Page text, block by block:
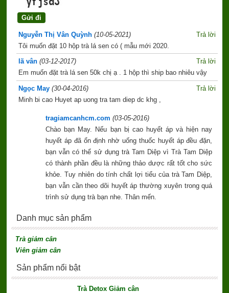
Nguyễn Thị Vân Quỳnh (10-05-2021)
Trả lời
Tôi muốn đặt 10 hộp trà lá sen có ( mẫu mới 2020.
lã vân (03-12-2017)
Trả lời
Em muốn đặt trà lá sen 50k chị ạ . 1 hộp thì ship bao nhiêu vậy
Ngọc May (30-04-2016)
Trả lời
Minh bi cao Huyet ap uong tra tam diep dc khg ,
tragiamcanhcm.com (03-05-2016)
Chào bạn May. Nếu bạn bị cao huyết áp và hiện nay
huyết áp đã ổn định nhờ uống thuốc huyết áp đều đặn,
bạn vẫn có thể sử dụng trà Tam Diệp vì Trà Tam Diệp
có thành phần đều là những thảo dược rất tốt cho sức
khỏe. Tuy nhiên do tính chất lợi tiểu của trà Tam Diệp,
bạn vẫn cần theo dõi huyết áp thường xuyên trong quá
trình sử dụng trà bạn nhe. Thân mến.
Danh mục sản phẩm
Trà giảm cân
Viên giảm cân
Sản phẩm nổi bật
Trà Detox Giảm cân